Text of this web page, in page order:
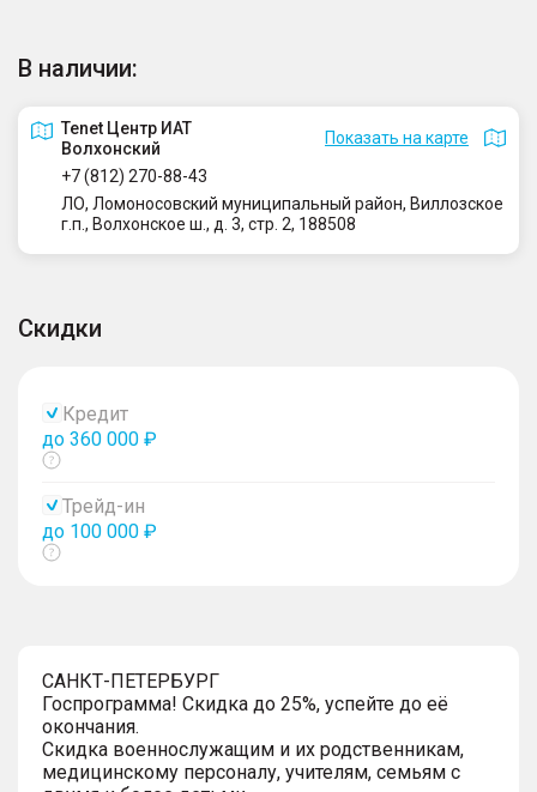
В наличии:
Tenet Центр ИАТ
Волхонский
Показать на карте
+7 (812) 270-88-43
ЛО, Ломоносовский муниципальный район, Виллозское
г.п., Волхонское ш., д. 3, стр. 2, 188508
Скидки
Кредит
до 360 000 ₽
Показать
Трейд-ин
до 100 000 ₽
Показать
САНКТ-ПЕТЕРБУРГ
Госпрограмма! Скидка до 25%, успейте до её
окончания.
Скидка военнослужащим и их родственникам,
медицинскому персоналу, учителям, семьям с